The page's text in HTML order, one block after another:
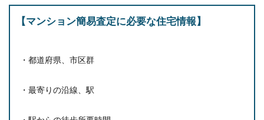
【マンション簡易査定に必要な住宅情報】
・都道府県、市区群
・最寄りの沿線、駅